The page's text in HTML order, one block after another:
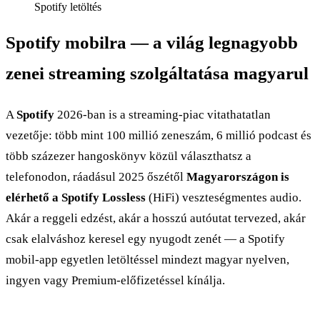
Spotify letöltés
Spotify mobilra — a világ legnagyobb
zenei streaming szolgáltatása magyarul
ASpotify 2026-ban is a streaming-piac vitathatatlan
vezetője: több mint 100 millió zeneszám, 6 millió podcast és
több százezer hangoskönyv közül választhatsz a
telefonodon, ráadásul 2025 őszétől Magyarországon is
elérhető a Spotify Lossless (HiFi) veszteségmentes audio.
Akár a reggeli edzést, akár a hosszú autóutat tervezed, akár
csak elalváshoz keresel egy nyugodt zenét — a Spotify
mobil-app egyetlen letöltéssel mindezt magyar nyelven,
ingyen vagy Premium-előfizetéssel kínálja.